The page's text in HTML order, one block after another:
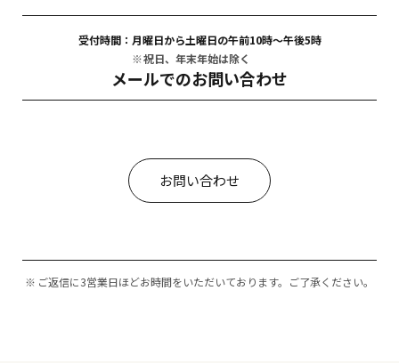
受付時間： 月曜日から土曜日の午前10時〜午後5時
祝日、年末年始は除く
メールでのお問い合わせ
お問い合わせ
ご返信に3営業日ほどお時間をいただいております。ご了承ください。